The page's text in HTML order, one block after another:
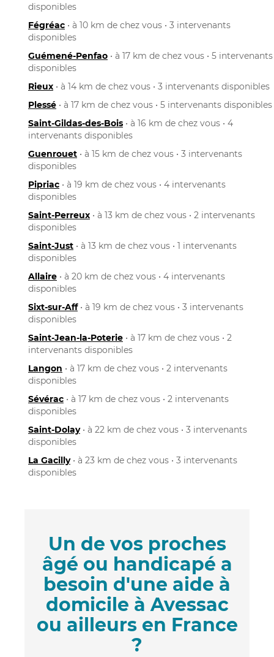
disponibles
Fégréac • à 10 km de chez vous • 3 intervenants
disponibles
Guémené-Penfao • à 17 km de chez vous • 5 intervenants
disponibles
Rieux • à 14 km de chez vous • 3 intervenants disponibles
Plessé • à 17 km de chez vous • 5 intervenants disponibles
Saint-Gildas-des-Bois • à 16 km de chez vous • 4
intervenants disponibles
Guenrouet • à 15 km de chez vous • 3 intervenants
disponibles
Pipriac • à 19 km de chez vous • 4 intervenants
disponibles
Saint-Perreux • à 13 km de chez vous • 2 intervenants
disponibles
Saint-Just • à 13 km de chez vous • 1 intervenants
disponibles
Allaire • à 20 km de chez vous • 4 intervenants
disponibles
Sixt-sur-Aff• à 19 km de chez vous • 3 intervenants
disponibles
Saint-Jean-la-Poterie • à 17 km de chez vous • 2
intervenants disponibles
Langon • à 17 km de chez vous • 2 intervenants
disponibles
Sévérac • à 17 km de chez vous • 2 intervenants
disponibles
Saint-Dolay• à 22 km de chez vous • 3 intervenants
disponibles
La Gacilly• à 23 km de chez vous • 3 intervenants
disponibles
Un de vos proches
âgé ou handicapé a
besoin d'une aide à
domicile à Avessac
ou ailleurs en France
?